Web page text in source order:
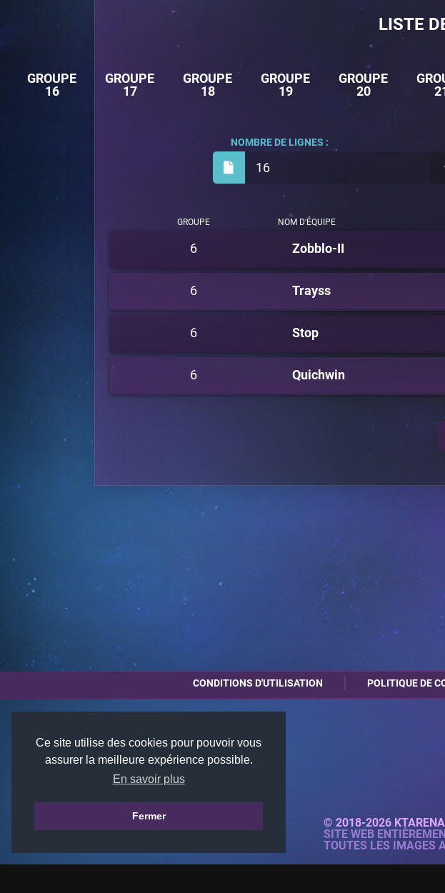
Ce site utilise des cookies pour pouvoir vous
assurer la meilleure expérience possible.
En savoir plus
Fermer
LISTE
GROUPE
16
GROUPE
17
GROUPE
18
GROUPE
19
GROUPE
20
16
NOMBRE DE LIGNES :
GROUPE NOM D'ÉQUIPE
6 Zobblo-II
6 Trayss
6 Stop
6 Quichwin
CONDITIONS D'UTILISATION POLITIQUE DE
© 2018-2026
SITE WEB
TOUTES LES IMAGES